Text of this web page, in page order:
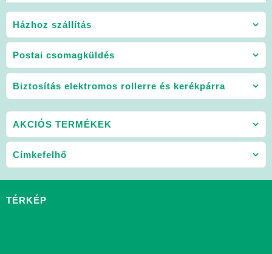
Házhoz szállítás
Postai csomagküldés
Biztosítás elektromos rollerre és kerékpárra
AKCIÓS TERMÉKEK
Címkefelhő
TÉRKÉP